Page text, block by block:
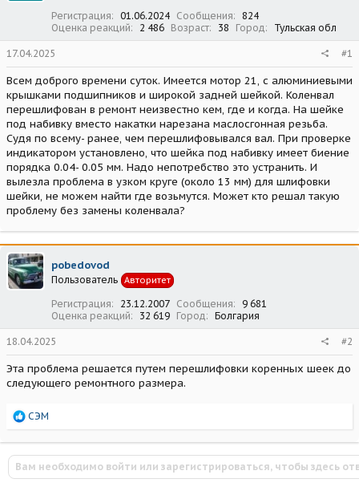
а
л
а
Регистрация 01.06.2024 Сообщения
824
Оценка реакций
2 486 Возраст 38 Город Тульская обл
17.04.2025 #1
Всем доброго времени суток. Имеется мотор 21, с алюминиевыми
крышками подшипников и широкой задней шейкой. Коленвал
перешлифован в ремонт неизвестно кем, где и когда. На шейке
под набивку вместо накатки нарезана маслосгонная резьба.
Судя по всему- ранее, чем перешлифовывался вал. При проверке
индикатором установлено, что шейка под набивку имеет биение
порядка 0.04- 0.05 мм. Надо непотребство это устранить. И
вылезла проблема в узком круге (около 13 мм) для шлифовки
шейки, не можем найти где возьмутся. Может кто решал такую
проблему без замены коленвала?
pobedovod
Пользователь Авторитет
Регистрация 23.12.2007 Сообщения
9 681
Оценка реакций
32 619 Город Болгария
18.04.2025 #2
Эта проблема решается путем перешлифовки коренных шеек до
следующего ремонтного размера.
Р
а
к
ц
и
СЭМ
Вам необходимо войти или зарегистрироваться, чтобы здесь